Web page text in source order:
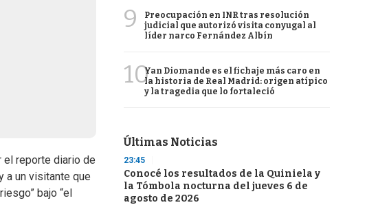
el reporte diario de
a un visitante que
bajo “el
9
Preocupación en INR tras resolución
judicial que autorizó visita conyugal al
líder narco Fernández Albín
10Yan Diomande es el fichaje más caro en
la historia de Real Madrid: origen atípico
y la tragedia que lo fortaleció
Últimas Noticias
23:45
Conocé los resultados de la Quiniela y
la Tómbola nocturna del jueves 6 de
agosto de 2026